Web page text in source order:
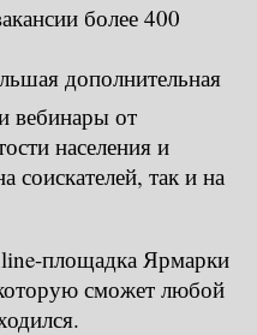
более 400
дополнительная
вебинары от
населения и
соискателей, так и на
площадка Ярмарки
сможет любой